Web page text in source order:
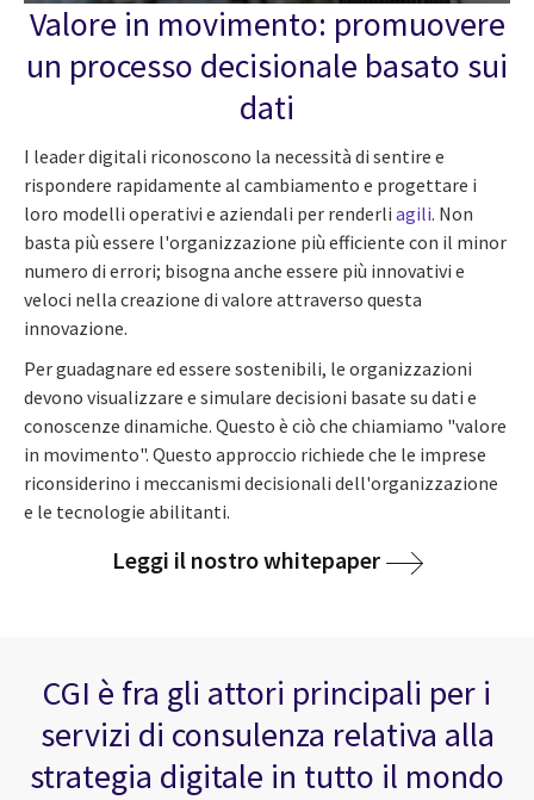
Valore in movimento: promuovere
un processo decisionale basato sui
dati
I leader digitali riconoscono la necessità di sentire e
rispondere rapidamente al cambiamento e progettare i
loro modelli operativi e aziendali per renderli agili. Non
basta più essere l'organizzazione più efficiente con il minor
numero di errori; bisogna anche essere più innovativi e
veloci nella creazione di valore attraverso questa
innovazione.
Per guadagnare ed essere sostenibili, le organizzazioni
devono visualizzare e simulare decisioni basate su dati e
conoscenze dinamiche. Questo è ciò che chiamiamo "valore
in movimento". Questo approccio richiede che le imprese
riconsiderino i meccanismi decisionali dell'organizzazione
e le tecnologie abilitanti.
Leggi il nostro whitepaper
CGI è fra gli attori principali per i
servizi di consulenza relativa alla
strategia digitale in tutto il mondo